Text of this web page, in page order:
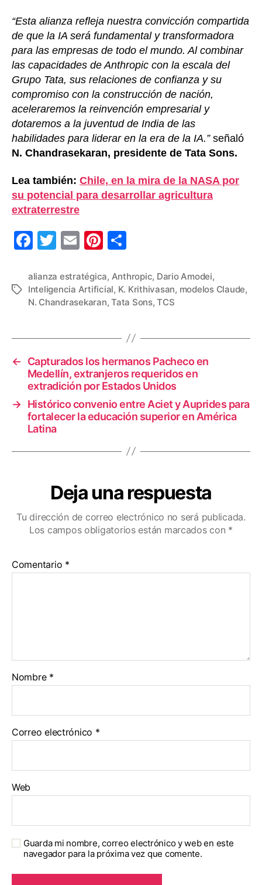
“Esta alianza refleja nuestra convicción compartida
de que la IA será fundamental y transformadora
para las empresas de todo el mundo. Al combinar
las capacidades de Anthropic con la escala del
Grupo Tata, sus relaciones de confianza y su
compromiso con la construcción de nación,
aceleraremos la reinvención empresarial y
dotaremos a la juventud de India de las
habilidades para liderar en la era de la IA.”señaló
N. Chandrasekaran, presidente de Tata Sons.
Lea también: Chile, en la mira de la NASA por
su potencial para desarrollar agricultura
extraterrestre
F
c
e
o
o
k
T
tt
er
E
ail
Pi
er
e
m
p
tir
Etiquetas
alianza estratégica, Anthropic, Dario Amodei,
Inteligencia Artificial, K. Krithivasan, modelos Claude,
N. Chandrasekaran,Tata Sons,TCS
←
Capturados los hermanos Pacheco en
Medellín, extranjeros requeridos en
extradición por Estados Unidos
→ Histórico convenio entre Aciet y Auprides para
fortalecer la educación superior en América
Latina
Deja una respuesta
Tu dirección de correo electrónico no será publicada.
Los campos obligatorios están marcados con *
Comentario *
Nombre *
Correo electrónico *
Web
Guarda mi nombre, correo electrónico y web en este
navegador para la próxima vez que comente.